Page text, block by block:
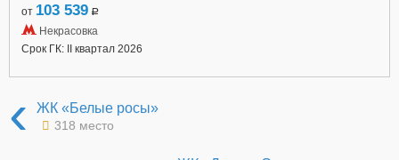
от 103 539 a
Некрасовка
Срок ГК: II квартал 2026
‹ ЖК «Белые росы»
318 место